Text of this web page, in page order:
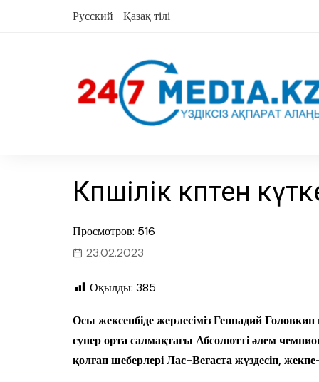
Русский Қазақ тілі
Көпшілік көптен
Просмотров: 516
23.02.2023
Оқылды: 385
Осы жексенбіде жерлесіміз Геннадий
супер орта салмақтағы Абсолютті әлем
қолғап шеберлері Лас-Вегаста жүздесіп,